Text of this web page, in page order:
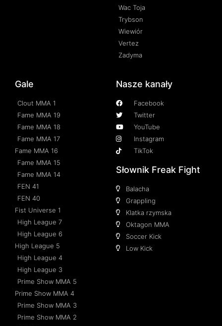
Wac Toja
Trybson
Wiewiór
Vertez
Zadyma
Gale
Clout MMA 1
Fame MMA 19
Fame MMA 18
Fame MMA 17
Fame MMA 16
Fame MMA 15
Fame MMA 14
FEN 41
FEN 40
Fist Universe 1
High League 7
High League 6
High League 5
High League 4
High League 3
Prime Show MMA 5
Prime Show MMA 4
Prime Show MMA 3
Prime Show MMA 2
Nasze kanały
Facebook
Twitter
YouTube
Instagram
TikTok
Słownik Freak Fight
Balacha
Grappling
Klatka rzymska
Oktagon MMA
Soccer Kick
Low Kick